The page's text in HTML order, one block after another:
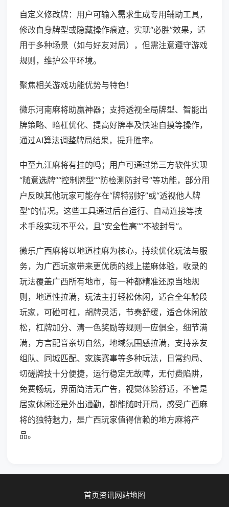
自定义修改牌：用户可输入需求生成专用辅助工具，
修改自身牌型或隐藏操作痕迹，实现“必胜”效果，适
用于多种场景（如与好友对局），但需注意遵守游戏
规则，维护公平环境。
聚焦相关游戏功能优势与特色！
微乐河南麻将助赢神器；支持透视全局牌型、智能出
牌策略、暗杠优化、提高好牌率及快速自摸等操作，
通过AI算法调整牌局结果，提升胜率。
中至九江麻将有挂的吗；用户可通过第三方软件实现
“随意选牌”“控制牌型”“防检测防封号”等功能，部分用
户反映其他玩家可能存在“牌特别好”或“透视他人牌
型”的情况。这些工具通过后台运行、自动连接等技
术手段实现不平公，且“安全性高”“不被封号”。
微乐广西麻将以地道桂麻为核心，持续优化玩法与服
务，为广西玩家带来更优质的线上搓麻体验，收录的
玩法覆盖广西所有地市，每一种都精准还原当地规
则，地道性拉满，玩法主打轻松休闲，适合全年龄段
玩家，可碰可杠，胡牌灵活，节奏舒缓，适合休闲放
松，杠牌加分、清一色奖励等规则一应俱全，细节满
满，方言配音亲切自然，地域氛围感拉满，支持亲友
组队、同城匹配、家族赛事等多种玩法，日常约局、
切磋牌技十分便捷，运行稳定无故障，无付费陷阱，
免费畅玩，界面简洁无广告，视觉体验舒适，不管是
居家休闲还是外出通勤，都能随时开局，感受广西麻
将的独特魅力，是广西玩家值得信赖的地方麻将产
品。
首页资讯网站地图